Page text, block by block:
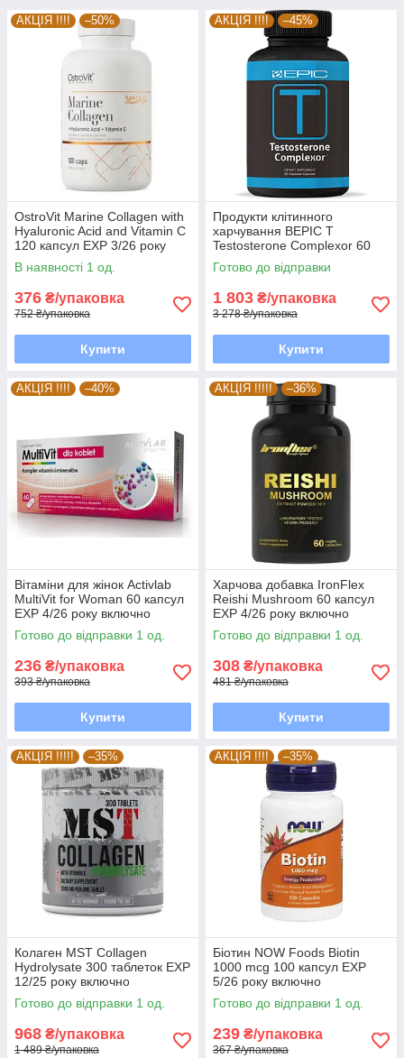
АКЦІЯ !!!! –50%
OstroVit Marine Collagen with
Hyaluronic Acid and Vitamin C
120 капсул EXP 3/26 року
включно
В наявності 1 од.
376 ₴/упаковка
752 ₴/упаковка
Купити
АКЦІЯ !!!! –45%
Продукти клітинного
харчування BEPIC T
Testosterone Complexor 60
капсул EXP 6/26 року
включно
Готово до відправки
1 803 ₴/упаковка
3 278 ₴/упаковка
Купити
АКЦІЯ !!!! –40%
Вітаміни для жінок Activlab
MultiVit for Woman 60 капсул
EXP 4/26 року включно
Готово до відправки 1 од.
236 ₴/упаковка
393 ₴/упаковка
Купити
АКЦІЯ !!!!! –36%
Харчова добавка IronFlex
Reishi Mushroom 60 капсул
EXP 4/26 року включно
Готово до відправки 1 од.
308 ₴/упаковка
481 ₴/упаковка
Купити
АКЦІЯ !!!!! –35%
Колаген MST Сollagen
Hydrolysate 300 таблеток EXP
12/25 року включно
Готово до відправки 1 од.
968 ₴/упаковка
1 489 ₴/упаковка
АКЦІЯ !!!! –35%
Біотин NOW Foods Biotin
1000 mcg 100 капсул EXP
5/26 року включно
Готово до відправки 1 од.
239 ₴/упаковка
367 ₴/упаковка